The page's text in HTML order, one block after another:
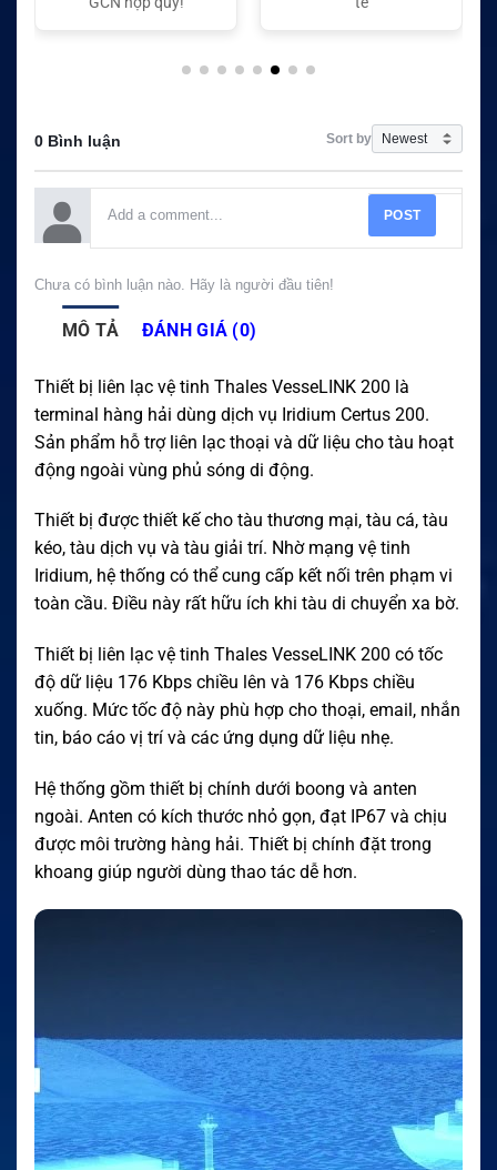
0 Bình luận Sort by
POST
Chưa có bình luận nào. Hãy là người đầu tiên!
MÔ TẢ ĐÁNH GIÁ (0)
Thiết bị liên lạc vệ tinh Thales VesseLINK 200 là
terminal hàng hải dùng dịch vụ Iridium Certus 200.
Sản phẩm hỗ trợ liên lạc thoại và dữ liệu cho tàu hoạt
động ngoài vùng phủ sóng di động.
Thiết bị được thiết kế cho tàu thương mại, tàu cá, tàu
kéo, tàu dịch vụ và tàu giải trí. Nhờ mạng vệ tinh
Iridium, hệ thống có thể cung cấp kết nối trên phạm vi
toàn cầu. Điều này rất hữu ích khi tàu di chuyển xa bờ.
Thiết bị liên lạc vệ tinh Thales VesseLINK 200 có tốc
độ dữ liệu 176 Kbps chiều lên và 176 Kbps chiều
xuống. Mức tốc độ này phù hợp cho thoại, email, nhắn
tin, báo cáo vị trí và các ứng dụng dữ liệu nhẹ.
Hệ thống gồm thiết bị chính dưới boong và anten
ngoài. Anten có kích thước nhỏ gọn, đạt IP67 và chịu
được môi trường hàng hải. Thiết bị chính đặt trong
khoang giúp người dùng thao tác dễ hơn.